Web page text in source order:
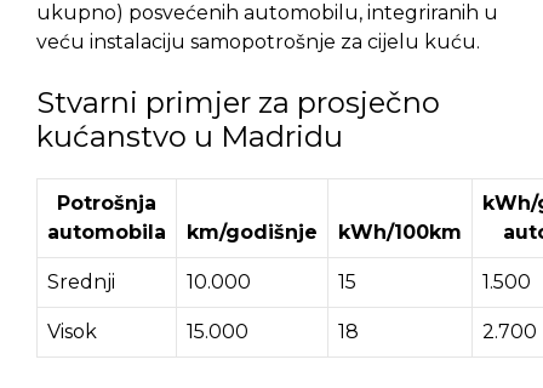
ukupno) posvećenih automobilu, integriranih u
veću instalaciju samopotrošnje za cijelu kuću.
Stvarni primjer za prosječno
kućanstvo u Madridu
Potrošnja
automobila
km/godišnje kWh/100km
Srednji 10.000 15 1.500
Visok 15.000 18 2.700